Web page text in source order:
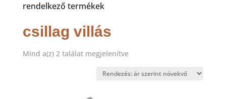
rendelkező termékek
csillag villás
Mind a(z) 2 találat megjelenítveSorted
price: